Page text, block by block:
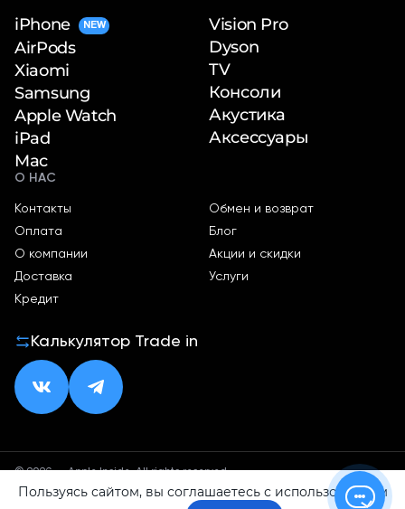
iPhone NEW
AirPods
Xiaomi
Samsung
Apple Watch
iPad
Mac
Vision Pro
Dyson
TV
Консоли
Акустика
Аксессуары
О НАС
Контакты
Оплата
О компании
Доставка
Кредит
Обмен и возврат
Блог
Акции и скидки
Услуги
Калькулятор Trade in
© 2026 — Apple Inside. All rights reserved.
Политика конфиденциальностиОферта
Пользуясь сайтом, вы соглашаетесь с использованием